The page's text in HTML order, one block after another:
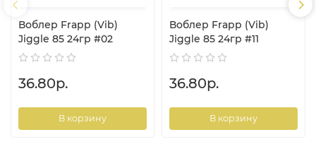
Воблер Frapp (Vib)
Jiggle 85 24гр #02
36.80р.
В корзину
Воблер Frapp (Vib)
Jiggle 85 24гр #11
36.80р.
В корзину